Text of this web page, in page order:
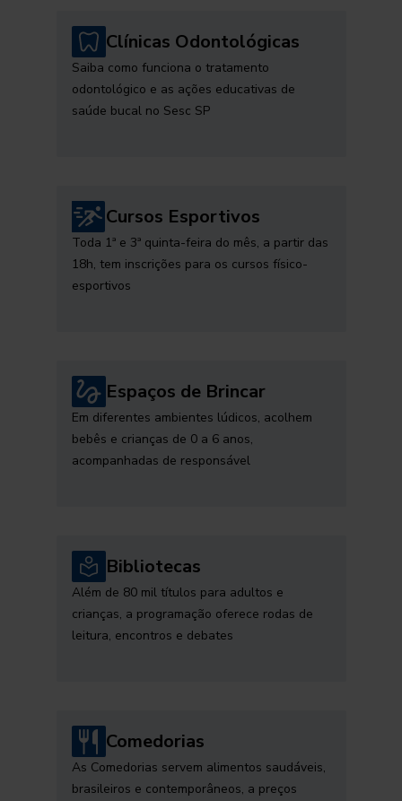
Clínicas Odontológicas
Saiba como funciona o tratamento
odontológico e as ações educativas de
saúde bucal no Sesc SP
Cursos Esportivos
Toda 1ª e 3ª quinta-feira do mês, a partir das
18h, tem inscrições para os cursos físico-
esportivos
Espaços de Brincar
Em diferentes ambientes lúdicos, acolhem
bebês e crianças de 0 a 6 anos,
acompanhadas de responsável
Bibliotecas
Além de 80 mil títulos para adultos e
crianças, a programação oferece rodas de
leitura, encontros e debates
Comedorias
As Comedorias servem alimentos saudáveis,
brasileiros e contemporâneos, a preços